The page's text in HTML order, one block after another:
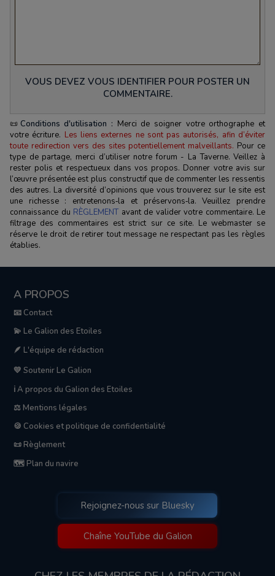
VOUS DEVEZ VOUS IDENTIFIER POUR POSTER UN
COMMENTAIRE.
📜 Conditions d'utilisation : Merci de soigner votre orthographe et
votre écriture. Les liens externes ne sont pas autorisés, afin d’éviter
toute redirection vers des sites potentiellement malveillants. Pour ce
type de partage, merci d’utiliser notre forum - La Taverne. Veillez à
rester polis et respectueux dans vos propos. Donner votre avis sur
l’œuvre présentée est plus constructif que de commenter les ressentis
des autres. La diversité d’opinions que vous trouverez sur le site est
une richesse : entretenons‑la et préservons‑la. Veuillez prendre
connaissance du RÈGLEMENT avant de valider votre commentaire. Le
filtrage des commentaires est strict sur ce site. Le webmaster se
réserve le droit de retirer tout message ne respectant pas les règles
établies.
A PROPOS
📧 Contact
💫 Le Galion des Etoiles
🪶 L'équipe de rédaction
💛 Soutenir Le Galion
ℹ️ A propos du Galion des Etoiles
⚖️ Mentions légales
🍪 Cookies et politique de confidentialité
📜 Règlement
🗺️ Plan du navire
Rejoignez-nous sur Bluesky
Chaîne YouTube du Galion